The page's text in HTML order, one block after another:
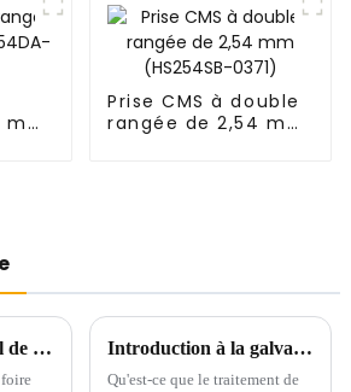
Prise CMS à double
rangée de 2,54 mm
Salon international de l'industrie de Chine du Sud Introduction à la galvanoplastie
Qu'est-ce que le traitement de